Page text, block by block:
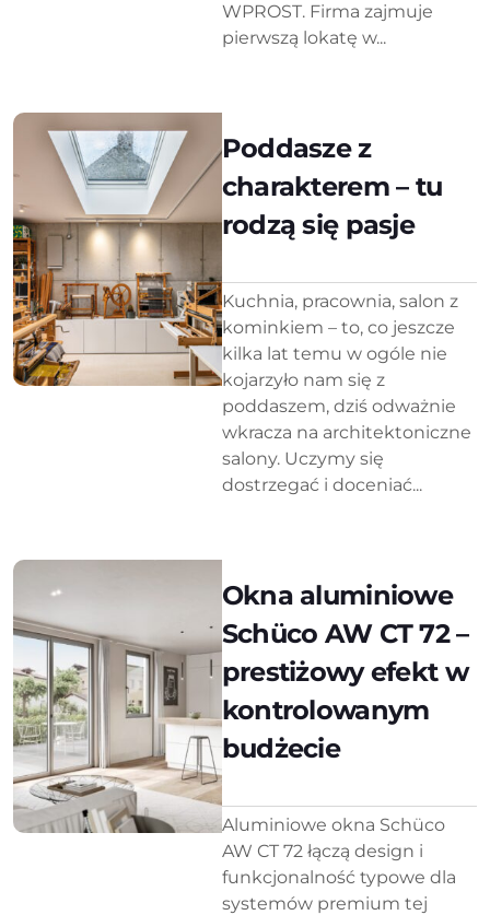
WPROST. Firma zajmuje
pierwszą lokatę w...
Poddasze z
charakterem – tu
rodzą się pasje
Kuchnia, pracownia, salon z
kominkiem – to, co jeszcze
kilka lat temu w ogóle nie
kojarzyło nam się z
poddaszem, dziś odważnie
wkracza na architektoniczne
salony. Uczymy się
dostrzegać i doceniać...
Okna aluminiowe
Schüco AW CT 72 –
prestiżowy efekt w
kontrolowanym
budżecie
Aluminiowe okna Schüco
AW CT 72 łączą design i
funkcjonalność typowe dla
systemów premium tej